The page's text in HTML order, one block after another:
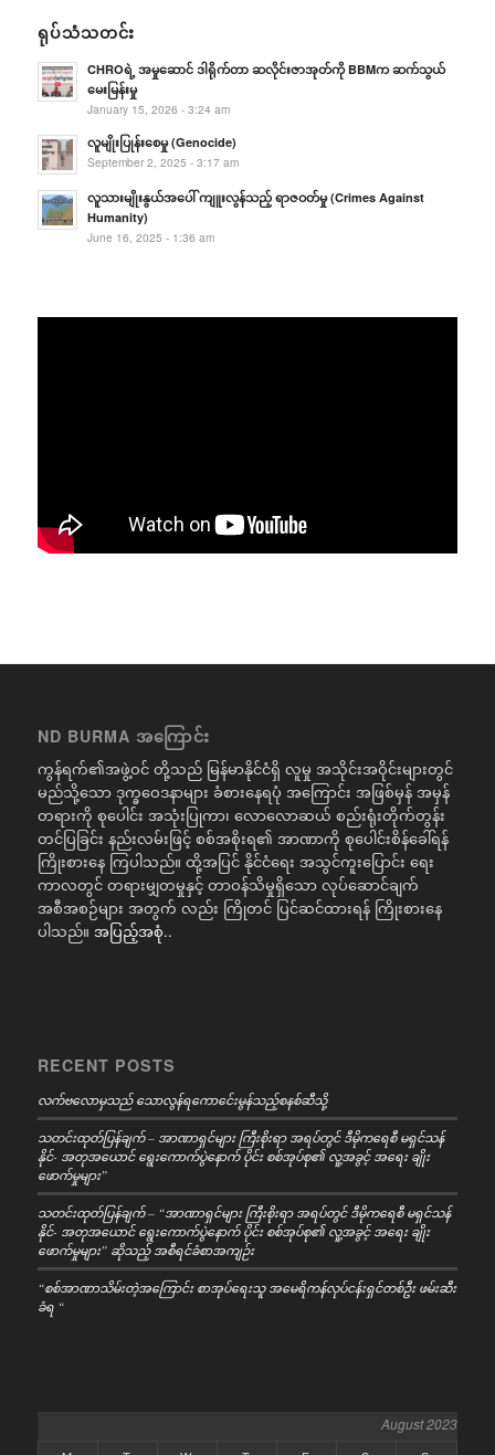
ရုပ်သံသတင်း
CHROရဲ့ အမှုဆောင် ဒါရိုက်တာ ဆလိုင်းဇာအုတ်ကို BBMက ဆက်သွယ်
မေးမြန်းမှု
January 15, 2026 - 3:24 am
လူမျိုးပြုန်းစေမှု (Genocide)
September 2, 2025 - 3:17 am
လူသားမျိုးနွယ်အပေါ် ကျူးလွန်သည့် ရာဇဝတ်မှု (Crimes Against
Humanity)
June 16, 2025 - 1:36 am
ND BURMA အကြောင်း
ကွန်ရက်၏အဖွဲ့ဝင် တို့သည် မြန်မာနိုင်ငံရှိ လူမှု အသိုင်းအဝိုင်းများတွင်
မည်သို့သော ဒုက္ခဝေဒနာများ ခံစားနေရပုံ အကြောင်း အဖြစ်မှန် အမှန်
တရားကို စုပေါင်း အသုံးပြုကာ၊ လောလောဆယ် စည်းရုံးတိုက်တွန်း
တင်ပြခြင်း နည်းလမ်းဖြင့် စစ်အစိုးရ၏ အာဏာကို စုပေါင်းစိန်ခေါ်ရန်
ကြိုးစားနေ ကြပါသည်။ ထို့အပြင် နိုင်ငံရေး အသွင်ကူးပြောင်း ရေး
ကာလတွင် တရားမျှတမှုနှင့် တာဝန်သိမှုရှိသော လုပ်ဆောင်ချက်
အစီအစဉ်များ အတွက် လည်း ကြိုတင် ပြင်ဆင်ထားရန် ကြိုးစားနေ
ပါသည်။ အပြည့်အစုံ..
RECENT POSTS
လက်ဗလောမှသည် သောလွန်ရကောင်ေးမွန်သည့်စနစ်ဆီသို့
သတင်းထုတ်ပြန်ချက် – အာဏာရှင်များ ကြီးစိုးရာ အရပ်တွင် ဒီမိုကရေစီ မရှင်သန်
နိုင်- အတုအယောင် ရွေးကောက်ပွဲနောက် ပိုင်း စစ်အုပ်စု၏ လူ့အခွင့် အရေး ချိုး
ဖောက်မှုများ”
သတင်းထုတ်ပြန်ချက် – “အာဏာရှင်များ ကြီးစိုးရာ အရပ်တွင် ဒီမိုကရေစီ မရှင်သန်
နိုင်- အတုအယောင် ရွေးကောက်ပွဲနောက် ပိုင်း စစ်အုပ်စု၏ လူ့အခွင့် အရေး ချိုး
ဖောက်မှုများ” ဆိုသည့် အစီရင်ခံစာအကျဉ်း
“စစ်အာဏာသိမ်းတဲ့အကြောင်း စာအုပ်ရေးသူ အမေရိကန်လုပ်ငန်းရှင်တစ်ဦး ဖမ်းဆီး
ခံရ “
August 2023